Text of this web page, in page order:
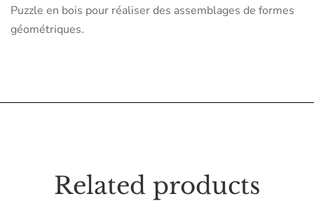
Puzzle en bois pour réaliser des assemblages de formes
géométriques.
Related products